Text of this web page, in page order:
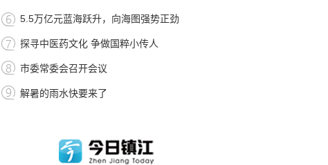
5.5万亿元蓝海跃升，向海图强势正劲
探寻中医药文化 争做国粹小传人
市委常委会召开会议
解暑的雨水快要来了